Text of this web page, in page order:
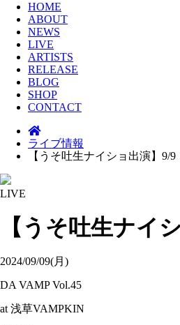
HOME
ABOUT
NEWS
LIVE
ARTISTS
RELEASE
BLOG
SHOP
CONTACT
ライブ情報
【うそ吐生ナイショ出演】9/
LIVE
【うそ吐生ナイ
2024/09/09(月)
DA VAMP Vol.45
at 浅草VAMPKIN